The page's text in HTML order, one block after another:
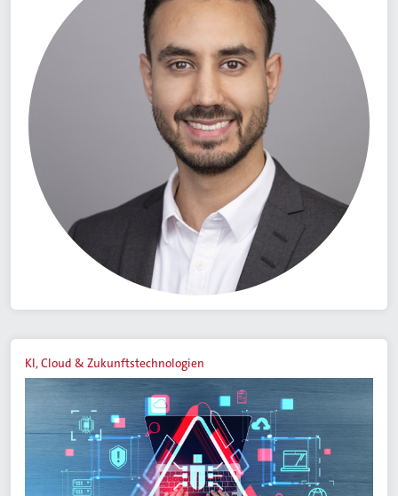
KI, Cloud & Zukunftstechnologien